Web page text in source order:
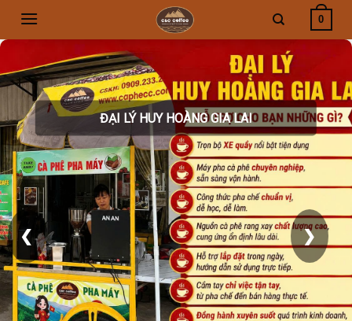
content
0
ĐẠI LÝ HUY HOÀNG GIA LAI
❮ ❯